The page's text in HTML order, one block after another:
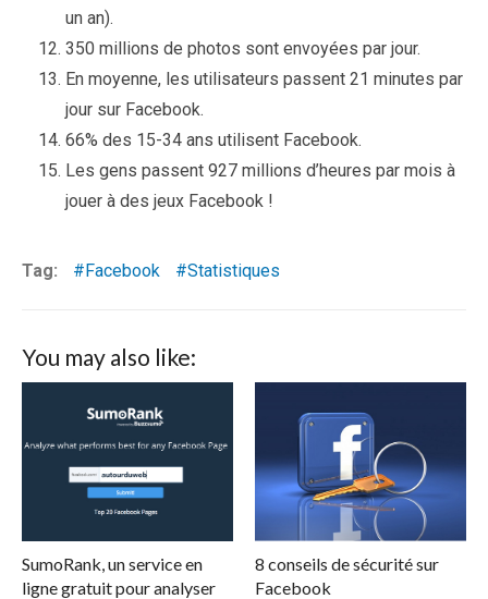
un an).
350 millions de photos sont envoyées par jour.
En moyenne, les utilisateurs passent 21 minutes par
jour sur Facebook.
66% des 15-34 ans utilisent Facebook.
Les gens passent 927 millions d’heures par mois à
jouer à des jeux Facebook !
Tag: Facebook Statistiques
You may also like:
SumoRank, un service en
ligne gratuit pour analyser
8 conseils de sécurité sur
Facebook